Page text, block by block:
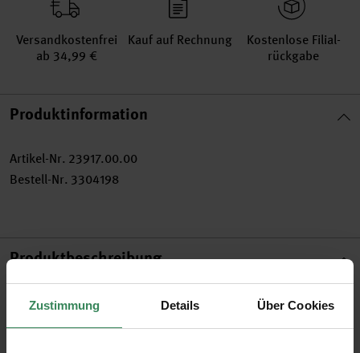
Zustimmung Details Über Cookies
Versand­kosten­frei
ab 34,99 €
Kauf auf Rechnung
Kosten­lose Filial­
rückgabe
Produktinformation
Artikel-Nr. 23917.00.00
Bestell-Nr. 3304198
Produktbeschreibung
Mit nostalgisch anmutenden Designs regt die Stoffkollektion